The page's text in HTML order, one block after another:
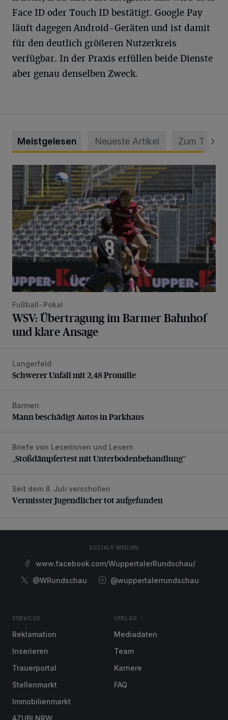
Face ID oder Touch ID bestätigt. Google Pay
läuft dagegen Android-Geräten und ist damit
für den deutlich größeren Nutzerkreis
verfügbar. In der Praxis erfüllen beide Dienste
aber genau denselben Zweck.
Meistgelesen Neueste Artikel Zum Thema
WSV: Übertragung im Barmer Bahnhof und klare Ansage
Fußball-Pokal
WSV: Übertragung im Barmer Bahnhof
und klare Ansage
Schwerer Unfall mit 2,48 Promille
Langerfeld
Schwerer Unfall mit 2,48 Promille
Mann beschädigt Autos in Parkhaus
Barmen
Mann beschädigt Autos in Parkhaus
„Stoßdämpfertest mit Unterbodenbehandlung“
Briefe von Leserinnen und Lesern
„Stoßdämpfertest mit Unterbodenbehandlung“
Vermisster Jugendlicher tot aufgefunden
Seit dem 8. Juli verschollen
Vermisster Jugendlicher tot aufgefunden
SOZIALE MEDIEN
www.facebook.com/WuppertalerRundschau/
@WRundschau
@wuppertalerrundschau
SERVICES
Reklamation
Inserieren
Trauerportal
Stellenmarkt
Immobilienmarkt
AZUBI NRW
VERLAG
Mediadaten
Team
Karriere
FAQ